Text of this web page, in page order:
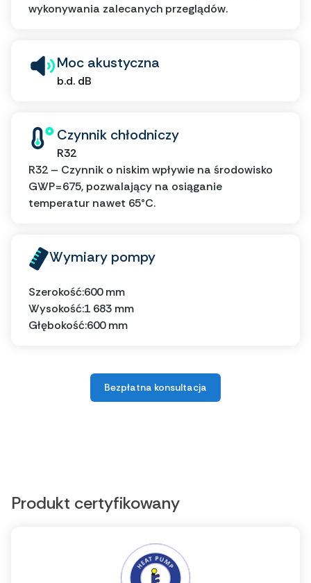
wykonywania zalecanych przeglądów.
Moc akustyczna
b.d. dB
Czynnik chłodniczy
R32
R32 – Czynnik o niskim wpływie na środowisko
GWP=675, pozwalający na osiąganie
temperatur nawet 65°C.
Wymiary pompy
Szerokość:600 mm
Wysokość:1 683 mm
Głębokość:600 mm
Bezpłatna konsultacja
Produkt certyfikowany